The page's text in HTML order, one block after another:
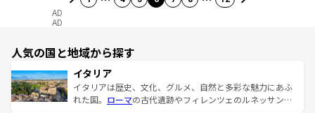
AD
AD
人気の国と地域から探す
イタリア
イタリアは歴史、文化、グルメ、自然と多彩な魅力にあふ
れた国。 ローマの古代遺跡やフィレンツェのルネッサンス